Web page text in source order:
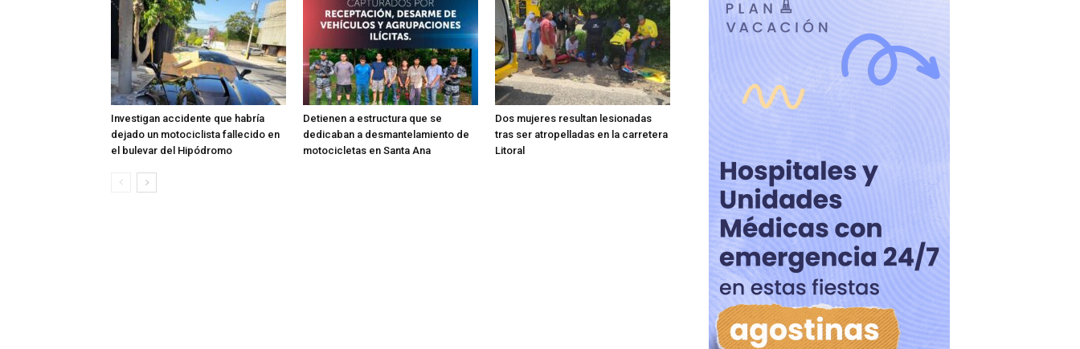
Investigan accidente que habría
dejado un motociclista fallecido en
el bulevar del Hipódromo
Detienen a estructura que se
dedicaban a desmantelamiento de
motocicletas en Santa Ana
Dos mujeres resultan lesionadas
tras ser atropelladas en la carretera
Litoral